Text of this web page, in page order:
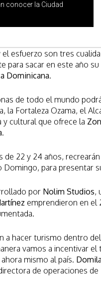
conocer la Ciudad
esfuerzo son tres
para sacar en este año
Dominicana.
de todo el mundo
la Fortaleza Ozama, el
y cultural que ofrece la
.
de 22 y 24 años,
Domingo, para presentar
por Nolim Studios,
emprendieron en el
a hacer turismo dentro
vamos a incentivar
mismo al país.
de operaciones de